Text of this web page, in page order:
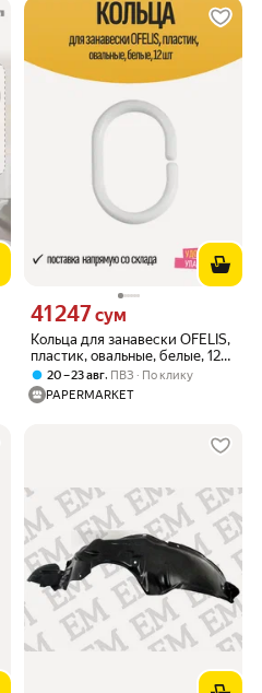
Кольца для занавески OFELIS,
пластик, овальные, белые, 12
шт
Цена 41247 сум вместо
41 247сум
20 – 23 авг, ПВЗ
По клику
PAPERMARKET